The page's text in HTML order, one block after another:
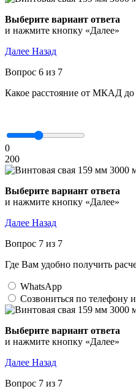
Выберите вариант ответа
и нажмите кнопку «Далее»
Далее Назад
Вопрос 6 из 7
Какое расстояние от МКАД до
0
200
Выберите вариант ответа
и нажмите кнопку «Далее»
Далее Назад
Вопрос 7 из 7
Где Вам удобно получить
WhatsApp
Созвониться по телефону
Выберите вариант ответа
и нажмите кнопку «Далее»
Далее Назад
Вопрос 7 из 7